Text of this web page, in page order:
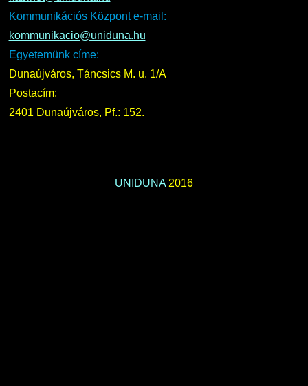
Kommunikációs Központ e-mail:
kommunikacio@uniduna.hu
Egyetemünk címe:
Dunaújváros, Táncsics M. u. 1/A
Postacím:
2401 Dunaújváros, Pf.: 152.
UNIDUNA2016